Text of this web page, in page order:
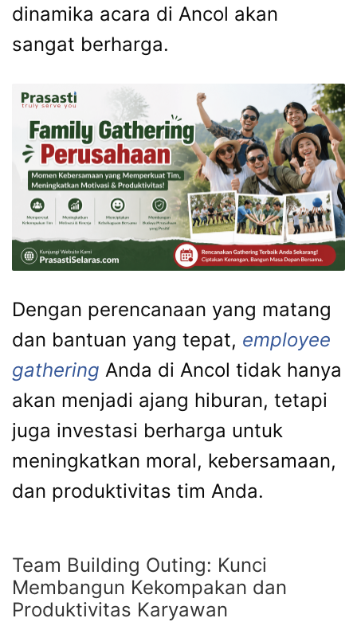
dinamika acara di Ancol akan
sangat berharga.
Dengan perencanaan yang matang
dan bantuan yang tepat, employee
gathering Anda di Ancol tidak hanya
akan menjadi ajang hiburan, tetapi
juga investasi berharga untuk
meningkatkan moral, kebersamaan,
dan produktivitas tim Anda.
Team Building Outing: Kunci
Membangun Kekompakan dan
Produktivitas Karyawan